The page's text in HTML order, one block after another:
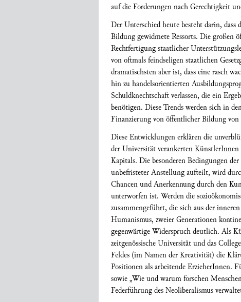
auf die Forderungen nach Gerechtigkeit
Der Unterschied heute besteht darin,
Bildung gewidmete Ressorts. Die großen
Rechtfertigung staatlicher
von oftmals feindseligen staatlichen
dramatischsten aber ist, dass eine rasch
hin zu handelsorientierten
Schuldknechtschaft verlassen, die ein
benötigen. Diese Trends werden sich in
Finanzierung von öffentlicher Bildung von
Diese Entwicklungen erklären die
der Universität verankerten
Kapitals. Die besonderen Bedingungen
unbefristeter Anstellung aufteilt, wird
Chancen und Anerkennung durch den
unterworfen ist. Werden die
zusammengeführt, die sich aus der
Humanismus, zweier Generationen
gegenwärtige Widerspruch deutlich. Als
zeitgenössische Universität und das
Feldes (im Namen der Kreativität) die
Positionen als arbeitende ErzieherInnen.
sowie „Wie und warum forschen
Federführung des Neoliberalismus